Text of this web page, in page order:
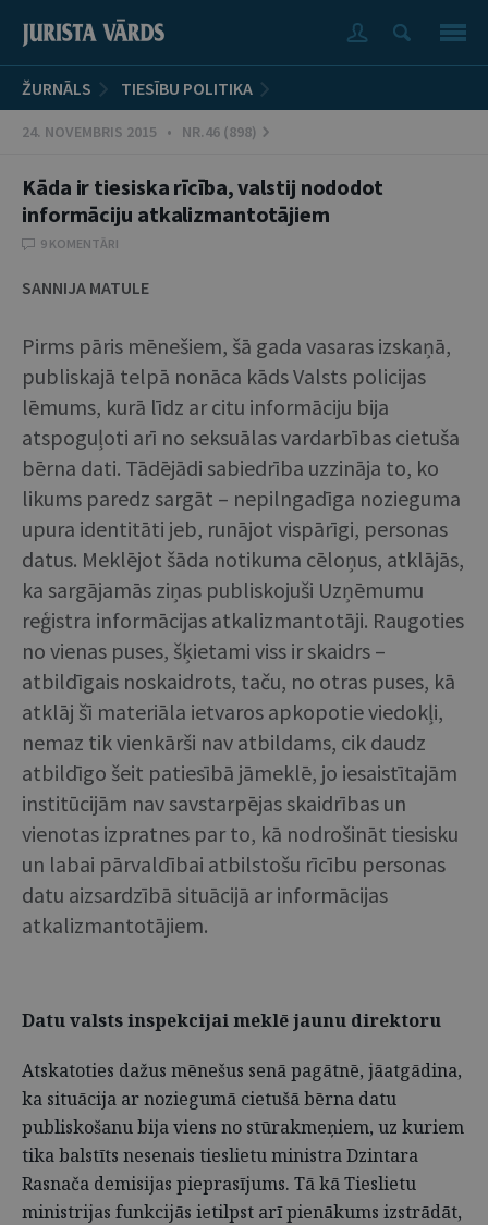
ŽURNĀLS TIESĪBU POLITIKA
24. NOVEMBRIS 2015 • NR.46 (898)
Kāda ir tiesiska rīcība, valstij nododot
informāciju atkalizmantotājiem
9 KOMENTĀRI
SANNIJA MATULE
Pirms pāris mēnešiem, šā gada vasaras izskaņā,
publiskajā telpā nonāca kāds Valsts policijas
lēmums, kurā līdz ar citu informāciju bija
atspoguļoti arī no seksuālas vardarbības cietuša
bērna dati. Tādējādi sabiedrība uzzināja to, ko
likums paredz sargāt – nepilngadīga nozieguma
upura identitāti jeb, runājot vispārīgi, personas
datus. Meklējot šāda notikuma cēloņus, atklājās,
ka sargājamās ziņas publiskojuši Uzņēmumu
reģistra informācijas atkalizmantotāji. Raugoties
no vienas puses, šķietami viss ir skaidrs –
atbildīgais noskaidrots, taču, no otras puses, kā
atklāj šī materiāla ietvaros apkopotie viedokļi,
nemaz tik vienkārši nav atbildams, cik daudz
atbildīgo šeit patiesībā jāmeklē, jo iesaistītajām
institūcijām nav savstarpējas skaidrības un
vienotas izpratnes par to, kā nodrošināt tiesisku
un labai pārvaldībai atbilstošu rīcību personas
datu aizsardzībā situācijā ar informācijas
atkalizmantotājiem.
Datu valsts inspekcijai meklē jaunu direktoru
Atskatoties dažus mēnešus senā pagātnē, jāatgādina,
ka situācija ar noziegumā cietušā bērna datu
publiskošanu bija viens no stūrakmeņiem, uz kuriem
tika balstīts nesenais tieslietu ministra Dzintara
Rasnača demisijas pieprasījums. Tā kā Tieslietu
ministrijas funkcijās ietilpst arī pienākums izstrādāt,